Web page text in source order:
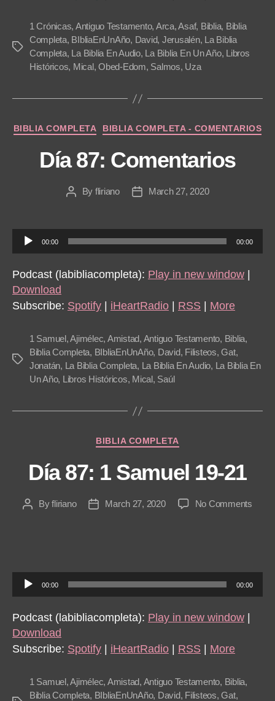
a
y
Tags
1 Crónicas, Antiguo Testamento, Arca,Asaf, Biblia, Biblia
Completa, BIbliaEnUnAño, David, Jerusalén, La Biblia
Completa, La Biblia En Audio, La Biblia En Un Año, Libros
Históricos, Mical,Obed-Edom, Salmos, Uza
Categories
BIBLIA COMPLETA BIBLIA COMPLETA - COMENTARIOS
Día 87: Comentarios
PostBy fliriano
PostMarch 27, 2020
u
d
i
o
a
y
00:00 00:00
Podcast (labibliacompleta): Play in new window
Download
Subscribe: Spotify iHeartRadio RSS More
Tags
1 Samuel,Ajimélec, Amistad, Antiguo Testamento, Biblia,
Biblia Completa, BIbliaEnUnAño, David, Filisteos,Gat,
Jonatán, La Biblia Completa, La Biblia En Audio, La Biblia En
Un Año, Libros Históricos, Mical, Saúl
Categories
BIBLIA COMPLETA
Día 87: 1 Samuel 19-21
PostByfliriano
PostMarch 27, 2020 No Commentson
19-
21
u
d
i
o
a
00:00 00:00
Podcast (labibliacompleta): Play in new window
Download
Subscribe: Spotify iHeartRadio RSS More
1 Samuel,Ajimélec, Amistad, Antiguo Testamento, Biblia,
Biblia Completa, BIbliaEnUnAño, David, Filisteos,Gat,